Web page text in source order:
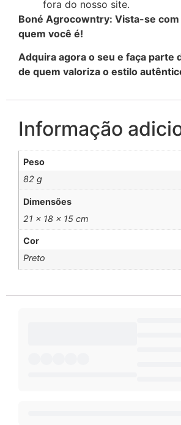
fora do nosso site.
Boné Agrocowntry: Vista-se
quem você é!
Adquira agora o seu e faça parte
de quem valoriza o estilo
Informação
Peso
82 g
Dimensões
21 × 18 × 15 cm
Cor
Preto